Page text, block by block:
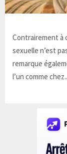
Contrairement à
sexuelle n’est
remarque
l’un comme